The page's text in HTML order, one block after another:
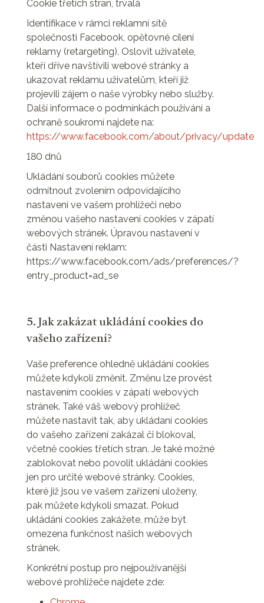
Cookie třetích stran, trvalá
Identifikace v rámci reklamní sítě
společnosti Facebook, opětovné cílení
reklamy (retargeting). Oslovit uživatele,
kteří dříve navštívili webové stránky a
ukazovat reklamu uživatelům, kteří již
projevili zájem o naše výrobky nebo služby.
Další informace o podmínkách používání a
ochraně soukromí najdete na:
https://www.facebook.com/about/privacy/update
180 dnů
Ukládání souborů cookies můžete
odmítnout zvolením odpovídajícího
nastavení ve vašem prohlížeči nebo
změnou vašeho nastavení cookies v zápatí
webových stránek. Úpravou nastavení v
části Nastavení reklam:
https://www.facebook.com/ads/preferences/?
entry_product=ad_se
5. Jak zakázat ukládání cookies do
vašeho zařízení?
Vaše preference ohledně ukládání cookies
můžete kdykoli změnit. Změnu lze provést
nastavením cookies v zápatí webových
stránek. Také váš webový prohlížeč
můžete nastavit tak, aby ukládaní cookies
do vašeho zařízení zakázal či blokoval,
včetně cookies třetích stran. Je také možné
zablokovat nebo povolit ukládání cookies
jen pro určité webové stránky. Cookies,
které již jsou ve vašem zařízení uloženy,
pak můžete kdykoli smazat. Pokud
ukládání cookies zakážete, může být
omezena funkčnost našich webových
stránek.
Konkrétní postup pro nejpoužívanější
webové prohlížeče najdete zde: